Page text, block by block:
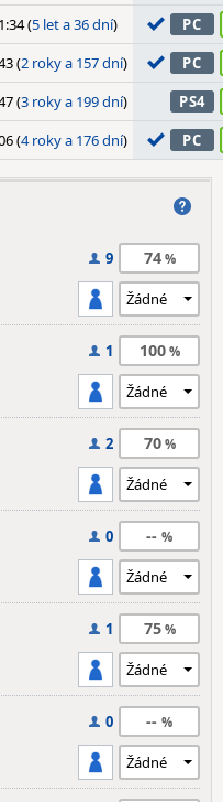
(5 let a 36 dní)
PC
(2 roky a 157 dní)
PC
(3 roky a 199 dní)
PS4
(4 roky a 176 dní) PC
9 74
1 100
2 70
0 --
1 75
0 --